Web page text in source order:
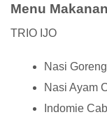
Menu Makanan
TRIO IJO
Nasi
Nasi Ayam
Indomie